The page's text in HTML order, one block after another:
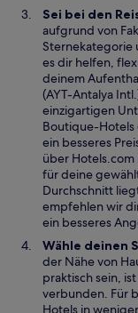
Sei bei den
aufgrund von
Sternekategorie
es dir helfen,
deinem
(AYT-Antalya
einzigartigen
Boutique-Hotels
ein besseres
über
für deine
Durchschnitt
empfehlen wir
ein besseres
Wähle deinen
der Nähe von
praktisch sein,
verbunden. Für
Hotels in